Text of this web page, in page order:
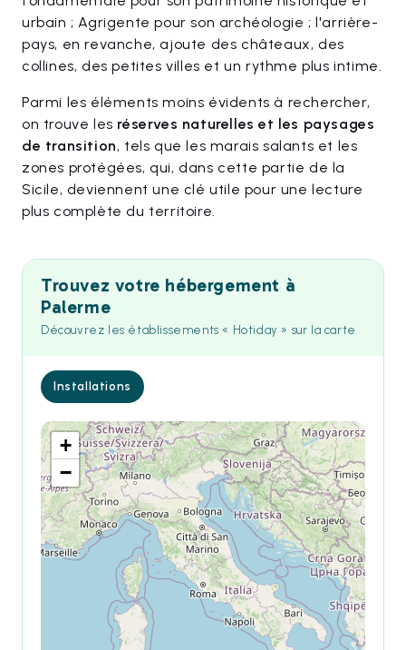
urbain ; Agrigente pour son archéologie ; l'arrière-
pays, en revanche, ajoute des châteaux, des
collines, des petites villes et un rythme plus intime.
Parmi les éléments moins évidents à rechercher,
on trouve les réserves naturelles et les paysages
de transition, tels que les marais salants et les
zones protégées, qui, dans cette partie de la
Sicile, deviennent une clé utile pour une lecture
plus complète du territoire.
Trouvez votre hébergement à
Palerme
Découvrez les établissements « Hotiday » sur la carte
Installations
+
−